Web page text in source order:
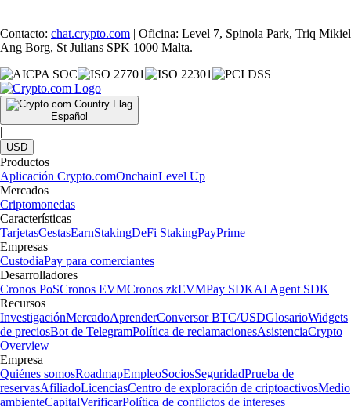
Contacto: chat.crypto.com | Oficina: Level 7, Spinola Park, Triq Mikiel
Ang Borg, St Julians SPK 1000 Malta.
Español
|
USD
Productos
Aplicación Crypto.comOnchainLevel Up
Mercados
Criptomonedas
Características
TarjetasCestasEarnStakingDeFi StakingPayPrime
Empresas
CustodiaPay para comerciantes
Desarrolladores
Cronos PoSCronos EVMCronos zkEVMPay SDKAI Agent SDK
Recursos
InvestigaciónMercadoAprenderConversor BTC/USDGlosarioWidgets
de preciosBot de TelegramPolítica de reclamacionesAsistenciaCrypto
Overview
Empresa
Quiénes somosRoadmapEmpleoSociosSeguridadPrueba de
reservasAfiliadoLicenciasCentro de exploración de criptoactivosMedio
ambienteCapitalVerificarPolítica de conflictos de intereses